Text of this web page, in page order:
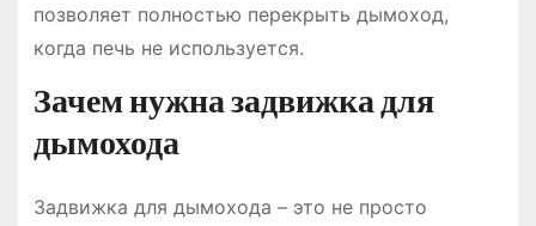
позволяет полностью перекрыть дымоход,
когда печь не используется.
Зачем нужна задвижка для
дымохода
Задвижка для дымохода – это не просто